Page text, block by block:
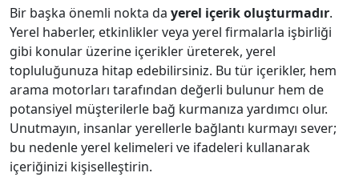
Bir başka önemli nokta da yerel içerik oluşturmadır.
Yerel haberler, etkinlikler veya yerel firmalarla işbirliği
gibi konular üzerine içerikler üreterek, yerel
topluluğunuza hitap edebilirsiniz. Bu tür içerikler, hem
arama motorları tarafından değerli bulunur hem de
potansiyel müşterilerle bağ kurmanıza yardımcı olur.
Unutmayın, insanlar yerellerle bağlantı kurmayı sever;
bu nedenle yerel kelimeleri ve ifadeleri kullanarak
içeriğinizi kişiselleştirin.